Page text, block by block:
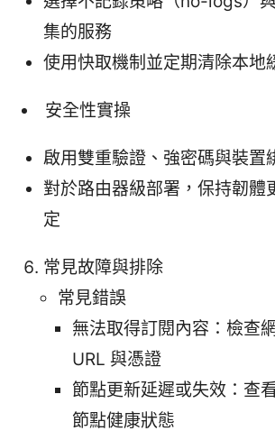
集的服務
使用快取機制並定期清除本地
安全性實操
啟用雙重驗證、強密碼與裝置
對於路由器級部署，保持韌體
定
常見故障與排除
常見錯誤
無法取得訂閱內容：檢查
URL 與憑證
節點更新延遲或失效：查
節點健康狀態